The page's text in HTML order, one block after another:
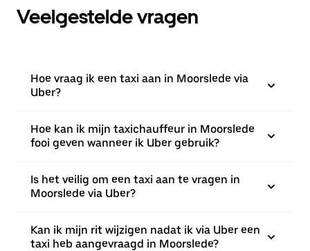
Veelgestelde vragen
Hoe vraag ik een taxi aan in Moorslede via
Uber?
Hoe kan ik mijn taxichauffeur in Moorslede
fooi geven wanneer ik Uber gebruik?
Is het veilig om een taxi aan te vragen in
Moorslede via Uber?
Kan ik mijn rit wijzigen nadat ik via Uber een
taxi heb aangevraagd in Moorslede?